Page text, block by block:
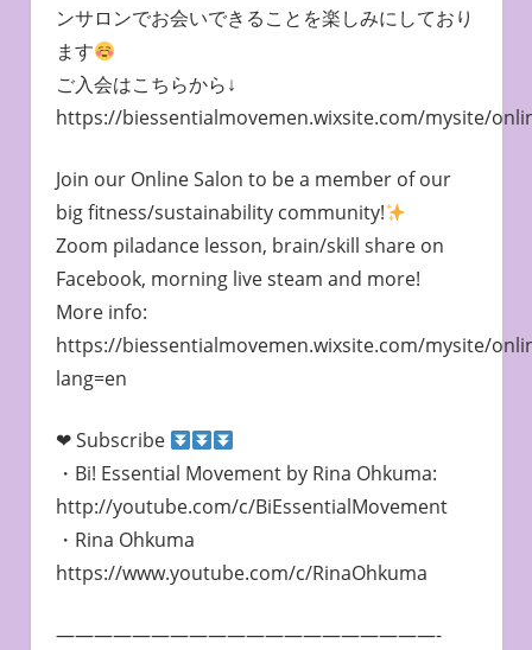
ンサロンでお会いできることを楽しみにしており
ます
ご入会はこちらから↓
https://biessentialmovemen.wixsite.com/mysite/
Join our Online Salon to be a member of our
big fitness/sustainability community!
Zoom piladance lesson, brain/skill share on
Facebook, morning live steam and more!
More info:
https://biessentialmovemen.wixsite.com/mysite/
lang=en
❤︎ Subscribe
・Bi! Essential Movement by Rina Ohkuma:
http://youtube.com/c/BiEssentialMovement
・Rina Ohkuma
https://www.youtube.com/c/RinaOhkuma
————————————————————-